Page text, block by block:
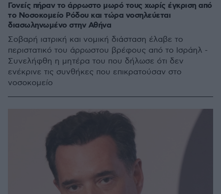
Γονείς πήραν το άρρωστο μωρό τους χωρίς έγκριση από
το Νοσοκομείο Ρόδου και τώρα νοσηλεύεται
διασωληνωμένο στην Αθήνα
Σοβαρή ιατρική και νομική διάσταση έλαβε το
περιστατικό του άρρωστου βρέφους από το Ισράηλ -
Συνελήφθη η μητέρα του που δήλωσε ότι δεν
ενέκρινε τις συνθήκες που επικρατούσαν στο
νοσοκομείο